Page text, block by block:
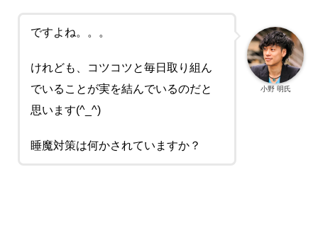
ですよね。。。
けれども、コツコツと毎日取り組ん
でいることが実を結んでいるのだと
思います(^_^)
睡魔対策は何かされていますか？
小野 明氏